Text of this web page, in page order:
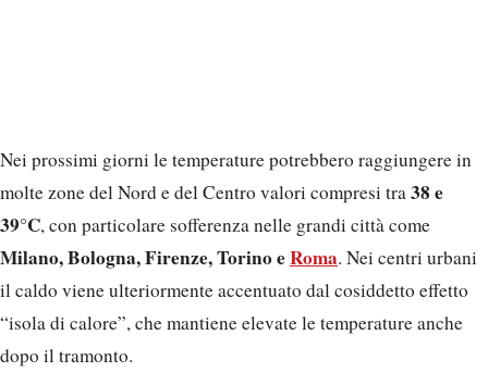
Nei prossimi giorni le temperature potrebbero raggiungere in
molte zone del Nord e del Centro valori compresi tra38 e
39°C, con particolare sofferenza nelle grandi città come
Milano, Bologna, Firenze, Torino eRoma. Nei centri urbani
il caldo viene ulteriormente accentuato dal cosiddetto effetto
“isola di calore”, che mantiene elevate le temperature anche
dopo il tramonto.